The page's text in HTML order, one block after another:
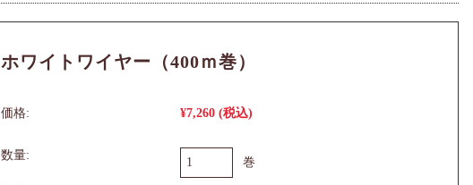
ホワイトワイヤー（400ｍ巻）
価格: ¥7,260 (税込)
数量:
巻